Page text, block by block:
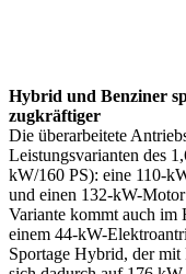
Hybrid und Benziner
zugkräftiger
Die überarbeitete
Leistungsvarianten des
kW/160 PS): eine 110-
und einen 132-kW-
Variante kommt auch
einem 44-kW-
Sportage Hybrid, der